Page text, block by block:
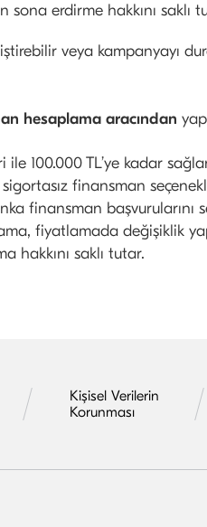
erdirme hakkını saklı
veya kampanyayı
hesaplama aracından
100.000 TL’ye kadar
finansman
finansman başvurularını
fiyatlamada değişiklik
hakkını saklı tutar.​
Kişisel Verilerin
Korunması